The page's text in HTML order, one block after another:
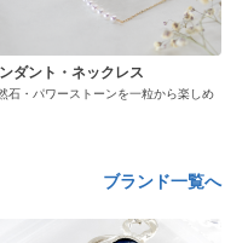
ダント・ネックレス
石・パワーストーンを一粒から楽しめ
ブランド一覧へ